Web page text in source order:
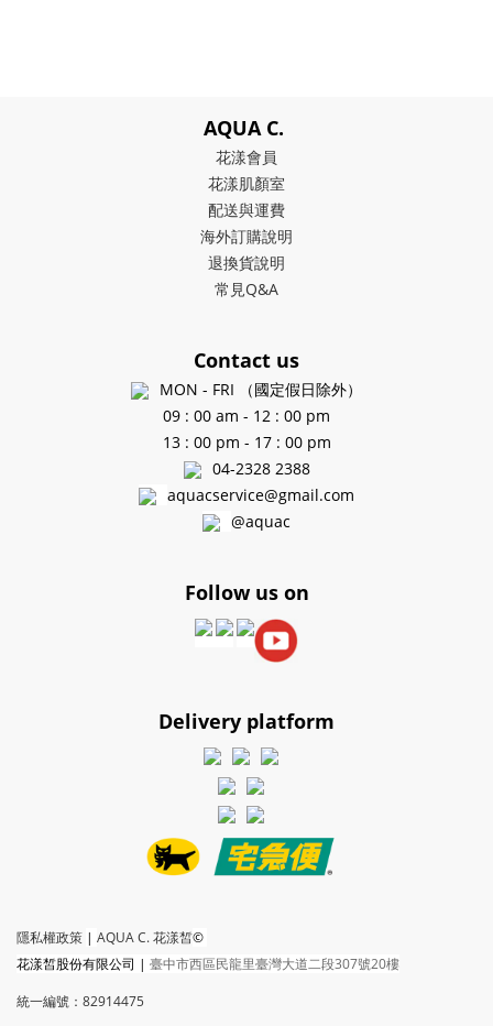
AQUA C.
花漾會員
花漾肌顏室
配送與運費
海外訂購說明
退換貨說明
常見Q&A
Contact us
MON - FRI （國定假日除外）
09 : 00 am - 12 : 00 pm
13 : 00 pm - 17 : 00 pm
04-2328 2388
aquacservice@gmail.com
@aquac
Follow us on
Delivery platform
隱私權政策 | AQUA C. 花漾皙©
花漾皙股份有限公司 | 臺中市西區民龍里臺灣大道二段307號20樓
統一編號：82914475